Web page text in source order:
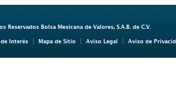
Reservados Bolsa Mexicana de Valores, S.A.B. de C.V.
Interés Mapa de Sitio Aviso Legal Aviso de